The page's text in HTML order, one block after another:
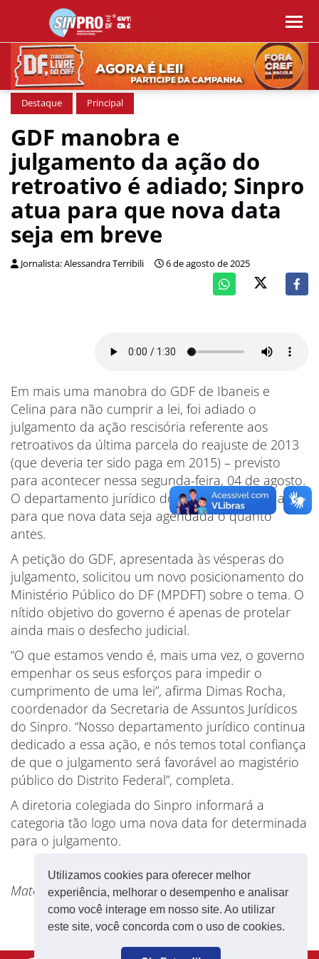
Utilizamos cookies para oferecer melhor
experiência, melhorar o desempenho e analisar
como você interage em nosso site. Ao utilizar
este site, você concorda com o uso de cookies.
Destaque Principal
GDF manobra e
julgamento da ação do
retroativo é adiado; Sinpro
atua para que nova data
seja em breve
Jornalista: Alessandra Terribili 6 de agosto de 2025
Em mais uma manobra do GDF de Ibaneis e
Celina para não cumprir a lei, foi adiado o
julgamento da ação rescisória referente aos
retroativos da última parcela do reajuste de 2013
(que deveria ter sido paga em 2015) – previsto
para acontecer nessa segunda-feira, 04 de agosto.
O departamento jurídico do Sinpro segue atuando
para que nova data seja agendada o quanto
antes.
A petição do GDF, apresentada às vésperas do
julgamento, solicitou um novo posicionamento do
Ministério Público do DF (MPDFT) sobre o tema. O
nítido objetivo do governo é apenas de protelar
ainda mais o desfecho judicial.
“O que estamos vendo é, mais uma vez, o governo
empenhar os seus esforços para impedir o
cumprimento de uma lei”, afirma Dimas Rocha,
coordenador da Secretaria de Assuntos Jurídicos
do Sinpro. “Nosso departamento jurídico continua
dedicado a essa ação, e nós temos total confiança
de que o julgamento será favorável ao magistério
público do Distrito Federal”, completa.
A diretoria colegiada do Sinpro informará a
categoria tão logo uma nova data for determinada
para o julgamento.
Matéria publicada originalmente dia 4 de agosto